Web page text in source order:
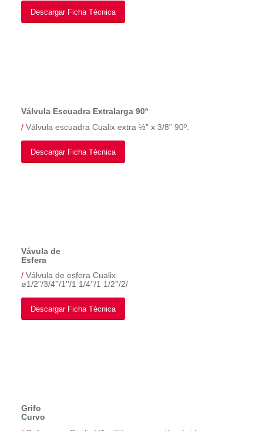
Descargar Ficha Técnica
Válvula Escuadra Extralarga 90º
/Válvula escuadra Cualix extra ½” x 3/8” 90º.
Descargar Ficha Técnica
Vávula de
Esfera
/Válvula de esfera Cualix
ø1/2”/3/4’’/1’’/1 1/4’’/1 1/2’’/2/
Descargar Ficha Técnica
Grifo
Curvo